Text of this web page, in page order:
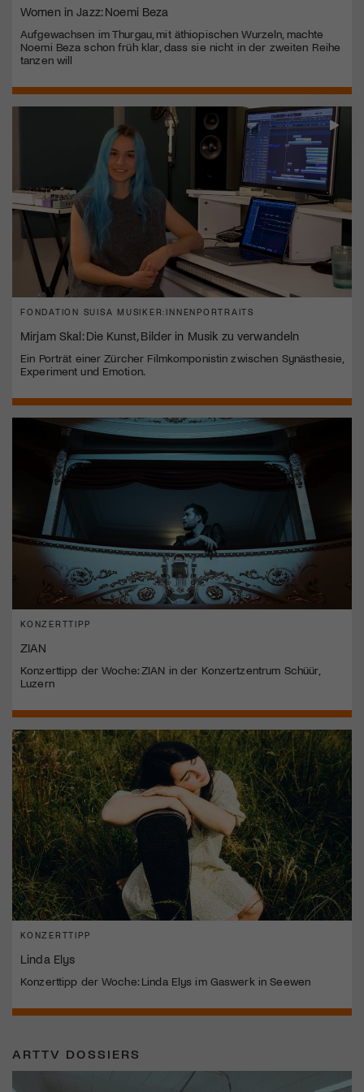
Women in Jazz: Noemi Beza
Aufgewachsen im Thurgau, mit äthiopischen Wurzeln, machte
Noemi Beza schon früh klar, dass sie nicht in der zweiten Reihe
tanzen will
FONDATION SUISA MUSIKER:INNENPORTRAITS
Mirjam Skal: Die Kunst, Bilder in Musik zu verwandeln
Ein Porträt einer Zürcher Filmkomponistin zwischen Synästhesie,
Experiment und Emotion.
KONZERTTIPP
ZIAN
Konzerttipp der Woche: ZIAN in der Konzertzentrum Schüür,
Luzern
KONZERTTIPP
Linda Elys
Konzerttipp der Woche: Linda Elys im Gaswerk in Seewen
ARTTV DOSSIERS